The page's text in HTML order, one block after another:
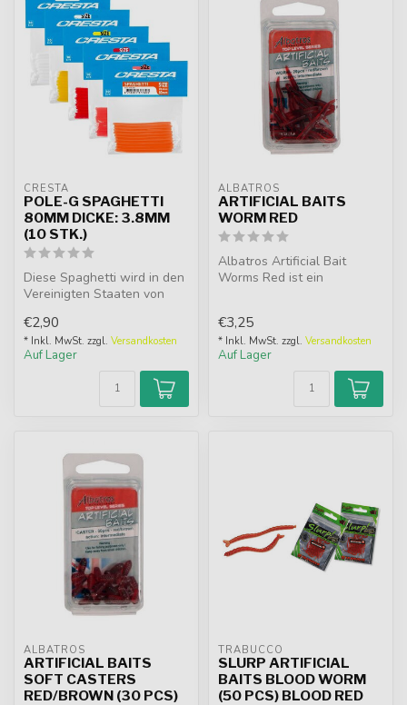
CRESTA
POLE-G SPAGHETTI
80MM DICKE: 3.8MM
(10 STK.)
Diese Spaghetti wird in den
Vereinigten Staaten von
...
€2,90
* Inkl. MwSt. zzgl. Versandkosten
Auf Lager
ALBATROS
ARTIFICIAL BAITS
WORM RED
Albatros Artificial Bait
Worms Red ist ein
€3,25
* Inkl. MwSt. zzgl. Versandkosten
Auf Lager
ALBATROS
ARTIFICIAL BAITS
SOFT CASTERS
RED/BROWN (30 PCS)
TRABUCCO
SLURP ARTIFICIAL
BAITS BLOOD WORM
(50 PCS) BLOOD RED